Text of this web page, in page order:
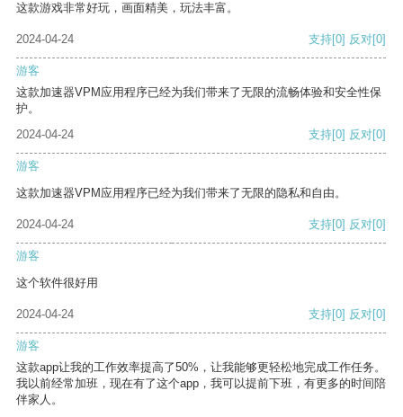
这款游戏非常好玩，画面精美，玩法丰富。
2024-04-24 支持[0] 反对[0]
游客
这款加速器VPM应用程序已经为我们带来了无限的流畅体验和安全性保
护。
2024-04-24
支持[0] 反对[0]
游客
这款加速器VPM应用程序已经为我们带来了无限的隐私和自由。
2024-04-24 支持[0] 反对[0]
游客
这个软件很好用
2024-04-24 支持[0] 反对[0]
游客
这款app让我的工作效率提高了50%，让我能够更轻松地完成工作任务。
我以前经常加班，现在有了这个app，我可以提前下班，有更多的时间陪
伴家人。